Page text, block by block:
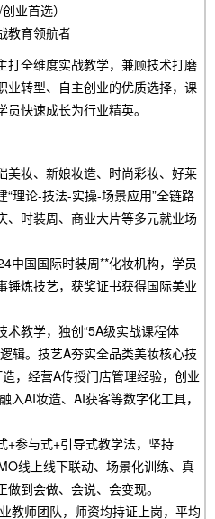
业首选）
教育领航者
打全维度实战教学，兼顾技术打磨
业转型、自主创业的优质选择，课
快速成长为行业精英。
美妆、新娘妆造、时尚彩妆、好莱
理论-技法-实操-场景应用”全链路
、时装周、商业大片等多元就业场
中国国际时装周**化妆机构，学员
锤炼技艺，获奖证书获得国际美业
术教学，独创“5A级实战课程体
辑。技艺A夯实全品类美妆核心技
，经营A传授门店管理经验，创业
入AI妆造、AI获客等数字化工具，
+参与式+引导式教学法，坚持
线上线下联动、场景化训练、真
到会做、会说、会变现。
教师团队，师资均持证上岗，平均